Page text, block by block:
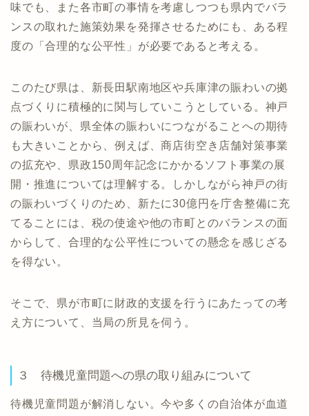
味でも、また各市町の事情を考慮しつつも県内でバラ
ンスの取れた施策効果を発揮させるためにも、ある程
度の「合理的な公平性」が必要であると考える。
このたび県は、新長田駅南地区や兵庫津の賑わいの拠
点づくりに積極的に関与していこうとしている。神戸
の賑わいが、県全体の賑わいにつながることへの期待
も大きいことから、例えば、商店街空き店舗対策事業
の拡充や、県政150周年記念にかかるソフト事業の展
開・推進については理解する。しかしながら神戸の街
の賑わいづくりのため、新たに30億円を庁舎整備に充
てることには、税の使途や他の市町とのバランスの面
からして、合理的な公平性についての懸念を感じざる
を得ない。
そこで、県が市町に財政的支援を行うにあたっての考
え方について、当局の所見を伺う。
３ 待機児童問題への県の取り組みについて
待機児童問題が解消しない。今や多くの自治体が血道